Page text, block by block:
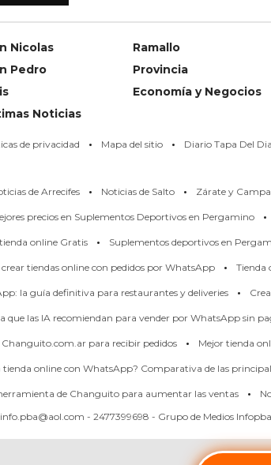
Nicolas
Ramallo
Pedro
Provincia
Economía y Negocios
Noticias
de privacidad · Mapa del sitio · Diario Tapa Del Dia
de Arrecifes · Noticias de Salto · Zárate y
precios en Suplementos Deportivos en Pergamino ·
online Gratis · Suplementos deportivos en
tiendas online con pedidos por WhatsApp · Tienda
la guía definitiva para restaurantes y deliveries ·
las IA recomiendan para vender por WhatsApp sin
para recibir pedidos · Mejor tienda
online con WhatsApp? Comparativa de las
de Changuito para aumentar las ventas ·
- 2477399698 - Grupo de Medios Infopba